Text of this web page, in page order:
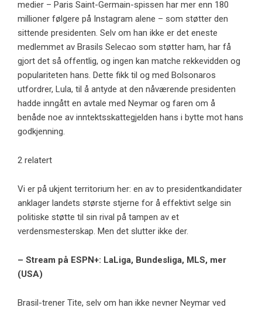
medier – Paris Saint-Germain-spissen har mer enn 180
millioner følgere på Instagram alene – som støtter den
sittende presidenten. Selv om han ikke er det eneste
medlemmet av Brasils Selecao som støtter ham, har få
gjort det så offentlig, og ingen kan matche rekkevidden og
populariteten hans. Dette fikk til og med Bolsonaros
utfordrer, Lula, til å antyde at den nåværende presidenten
hadde inngått en avtale med Neymar og faren om å
benåde noe av inntektsskattegjelden hans i bytte mot hans
godkjenning.
2 relatert
Vi er på ukjent territorium her: en av to presidentkandidater
anklager landets største stjerne for å effektivt selge sin
politiske støtte til sin rival på tampen av et
verdensmesterskap. Men det slutter ikke der.
– Stream på ESPN+: LaLiga, Bundesliga, MLS, mer
(USA)
Brasil-trener Tite, selv om han ikke nevner Neymar ved